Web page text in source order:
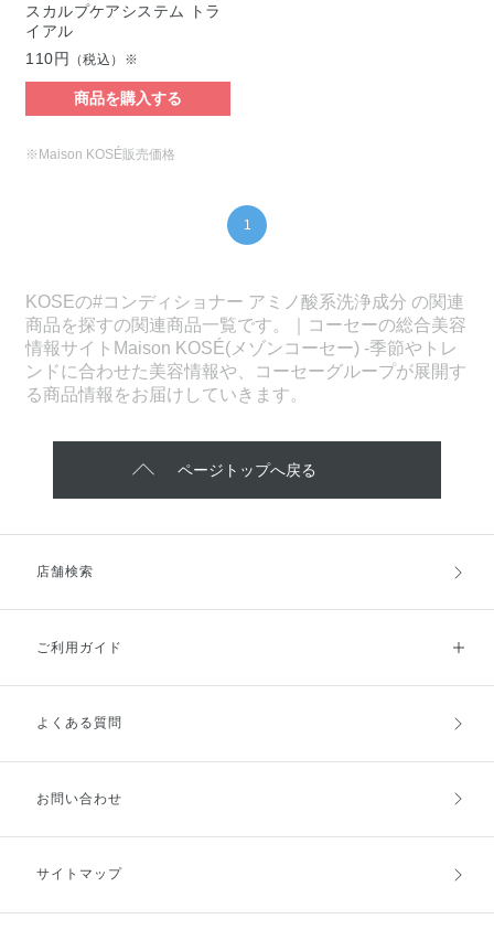
スカルプケアシステム トラ
イアル
110円
（税込）※
商品を購入する
※Maison KOSÉ販売価格
1
KOSEの#コンディショナー アミノ酸系洗浄成分 の関連
商品を探すの関連商品一覧です。｜コーセーの総合美容
情報サイトMaison KOSÉ(メゾンコーセー) -季節やトレ
ンドに合わせた美容情報や、コーセーグループが展開す
る商品情報をお届けしていきます。
ページトップへ戻る
店舗検索
ご利用ガイド
ご利用ガイドトップ
お支払方法
キャンセル・返品・交換
よくある質問
お問い合わせ
サイトマップ